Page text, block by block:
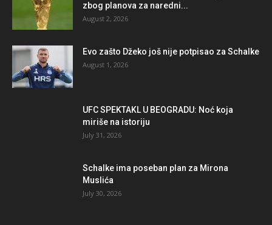
zbog planova za naredni...
August 2, 2026
Evo zašto Džeko još nije potpisao za Schalke
August 1, 2026
UFC SPEKTAKL U BEOGRADU: Noć koja
miriše na istoriju
July 31, 2026
Schalke ima poseban plan za Mirona
Muslića
July 30, 2026